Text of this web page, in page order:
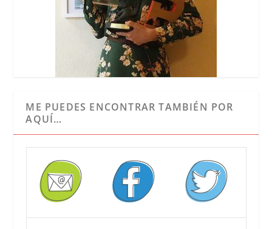
ME PUEDES ENCONTRAR TAMBIÉN POR
AQUÍ…